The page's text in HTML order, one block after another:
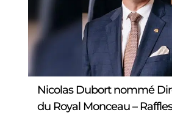
Nicolas Dubort nommé
du Royal Monceau –